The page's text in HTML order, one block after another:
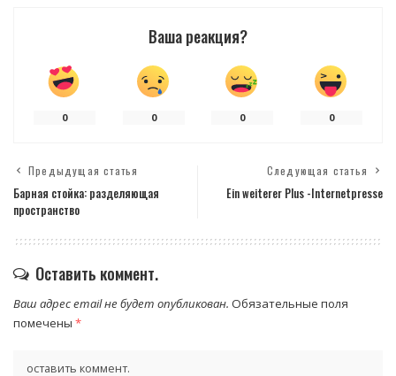
Ваша реакция?
0 0 0 0
Предыдущая статья
Барная стойка: разделяющая
пространство
Следующая статья
Ein weiterer Plus -Internetpresse
Оставить коммент.
Ваш адрес email не будет опубликован. Обязательные поля
помечены *